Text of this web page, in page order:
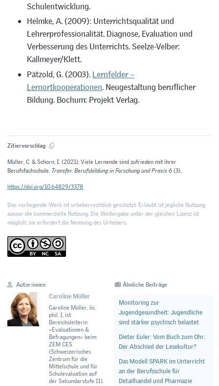
Schulentwicklung.
Helmke, A. (2009): Unterrichtsqualität und
Lehrerprofessionalität. Diagnose, Evaluation und
Verbesserung des Unterrichts. Seelze-Velber:
Kallmeyer/Klett.
Pätzold, G. (2003). Lernfelder –
Lernortkooperationen. Neugestaltung beruflicher
Bildung. Bochum: Projekt Verlag.
Zitiervorschlag
Müller, C. & Schorn, I. (2021). Viele Lernende sind zufrieden mit ihrer
Berufsfachschule. Transfer. Berufsbildung in Forschung und Praxis 6(3).
https://doi.org/10.64829/3378
Das vorliegende Werk ist urheberrechtlich geschützt. Erlaubt ist jegliche Nutzung
ausser die kommerzielle Nutzung. Die Weitergabe unter der gleichen Lizenz ist
möglich; sie erfordert die Nennung des Urhebers.
Autor:innen
Caroline Müller
Caroline Müller, lic.
phil. I, ist
Bereichsleiterin
«Evaluationen &
Befragungen» beim
ZEM CES
(Schweizerisches
Zentrum für die
Mittelschule und für
Schulevaluation auf
der Sekundarstufe II).
Ähnliche Beiträge
Monitoring zur
Jugendgesundheit: Jugendliche
sind stärker psychisch belastet
Dieter Euler: Vom Buch zum Ohr:
Der Abschied der Lesekultur?
Das Modell SPARK im Unterricht
an der Berufsschule für
Detailhandel und Pharmazie